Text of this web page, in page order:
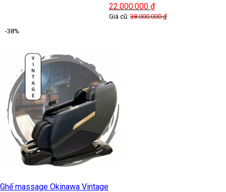
22.000.000 ₫
Giá cũ: 38.000.000₫
-38%
Ghế massage Okinawa Vintage